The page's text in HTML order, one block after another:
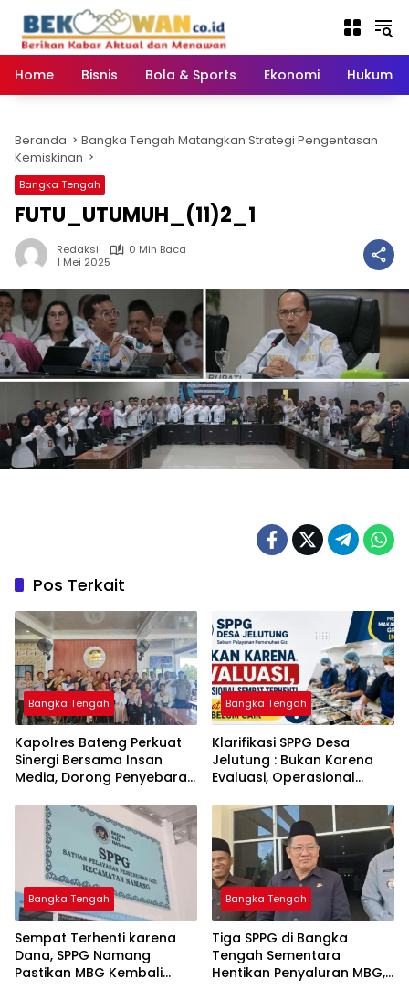
konten
Home
Bisnis Bola & Sports Ekonomi Hukum
Beranda
Bangka Tengah Matangkan Strategi Pengentasan
Kemiskinan
Bangka Tengah
FUTU_UTUMUH_(11)2_1
Redaksi
0 Min Baca
1 Mei 2025
Pos Terkait
Bangka Tengah
‎Kapolres Bateng Perkuat
Sinergi Bersama Insan
Media, Dorong Penyebaran
Layanan Polri 110
Bangka Tengah
‎Klarifikasi SPPG Desa
Jelutung : Bukan Karena
Evaluasi, Operasional
Dana Banper Belum Cair
Bangka Tengah
‎Sempat Terhenti karena
Dana, SPPG Namang
Pastikan MBG Kembali
Bangka Tengah
‎Tiga SPPG di Bangka
Tengah Sementara
Hentikan Penyaluran MBG,